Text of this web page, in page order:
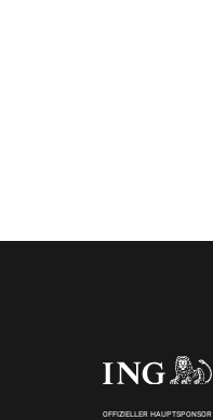
OFFIZIELLER HAUPTSPONSOR